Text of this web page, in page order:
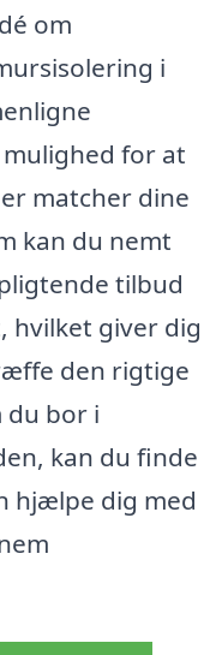
om
i
for at
matcher dine
kan du nemt
tilbud
hvilket giver dig
den rigtige
du bor i
kan du finde
hjælpe dig med